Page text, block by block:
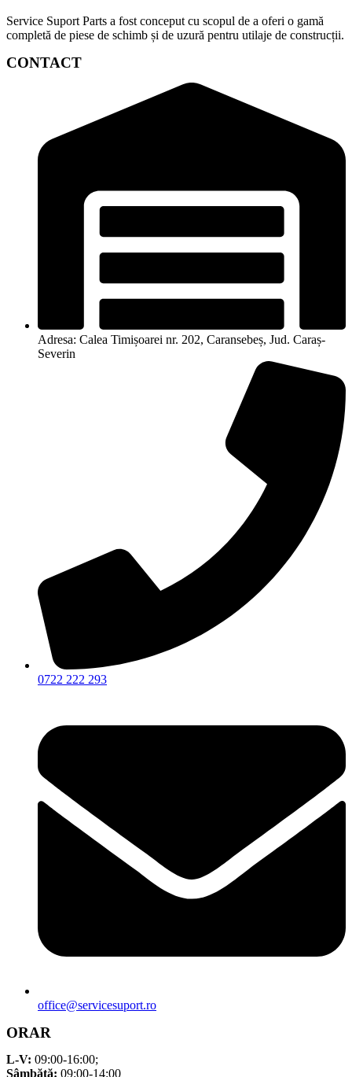
Service Suport Parts a fost conceput cu scopul de a oferi o gamă
completă de piese de schimb și de uzură pentru utilaje de construcții.
CONTACT
Adresa: Calea Timișoarei nr. 202, Caransebeș, Jud. Caraș-
Severin
0722 222 293
office@servicesuport.ro
ORAR
L-V: 09:00-16:00;
Sâmbătă: 09:00-14:00